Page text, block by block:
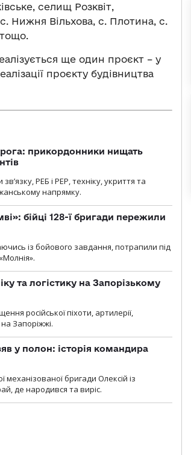
селищ Розквіт,
с. Нижня Вільхова, с. Плотина, с.
ще один проєкт – у
проєкту будівництва
прикордонники нищать
РЕБ і РЕР, техніку, укриття та
напрямку.
бійці 128-ї бригади пережили
із бойового завдання, потрапили під
та логістику на Запорізькому
російської піхоти, артилерії,
Запоріжжі.
у полон: історія командира
механізованої бригади Олексій із
де народився та виріс.